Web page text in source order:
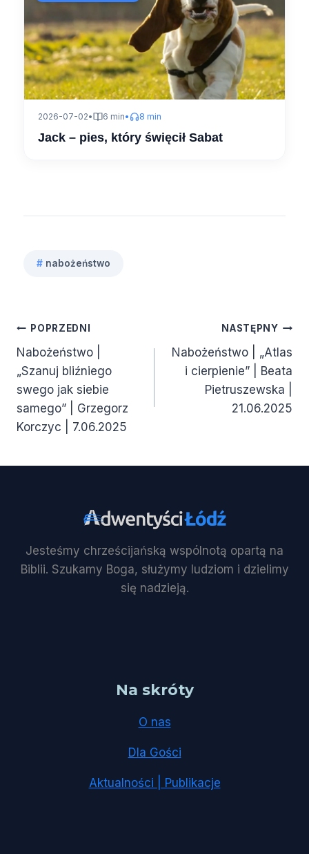
2026-07-02• 6 min• 8 min
Jack – pies, który święcił Sabat
Tagi
# nabożeństwo
Nawigacja
wpisu
POPRZEDNI
Nabożeństwo |
„Szanuj bliźniego
swego jak siebie
samego” | Grzegorz
Korczyc | 7.06.2025
NASTĘPNY
Nabożeństwo | „Atlas
i cierpienie” | Beata
Pietruszewska |
21.06.2025
Jesteśmy chrześcijańską wspólnotą opartą na
Biblii. Szukamy Boga, służymy ludziom i dzielimy
się nadzieją.
Na skróty
O nas
Dla Gości
Aktualności | Publikacje